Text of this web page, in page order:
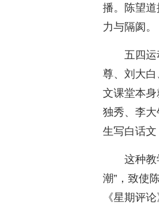
播。陈望
力与隔阂。
五四
尊、刘大
文课堂本
独秀、李
生写白话文
这种教
潮”，致使
《星期评